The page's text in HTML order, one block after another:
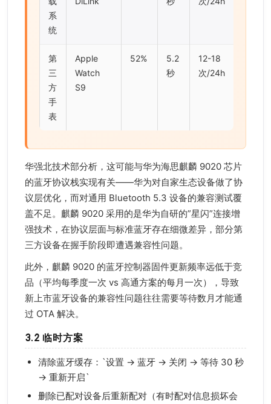
系
统
第
三
方
手
表
Apple
Watch
S9
52%
5.2
秒
12-18
次/24h
华强北技术部分析，这可能与华为海思麒麟 9020 芯片
的蓝牙协议栈实现有关——华为对自家生态设备做了协
议层优化，而对通用 Bluetooth 5.3 设备的兼容测试覆
盖不足。麒麟 9020 采用的是华为自研的”星闪”连接增
强技术，在协议层面与标准蓝牙存在细微差异，部分第
三方设备在握手阶段即遭遇兼容性问题。
此外，麒麟 9020 的蓝牙控制器固件更新频率远低于竞
品（平均每季度一次 vs 高通方案的每月一次），导致
新上市蓝牙设备的兼容性问题往往需要等待数月才能通
过 OTA 解决。
3.2 临时方案
清除蓝牙缓存：`设置 → 蓝牙 → 关闭 → 等待 30 秒
→ 重新开启`
删除已配对设备后重新配对（有时配对信息损坏会